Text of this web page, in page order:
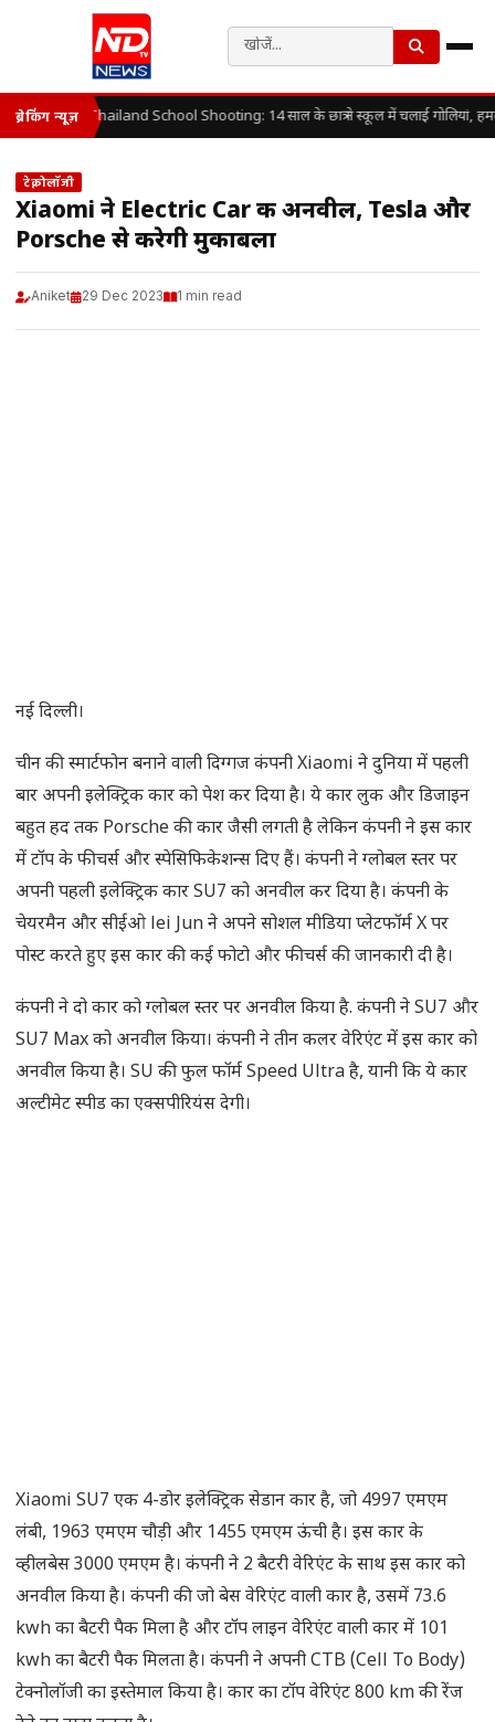
ब्रेकिंग न्यूज़ Thailand School Shooting: 14 साल के छात्र ने स्कूल में चलाई गोलियां,
टेक्नोलॉजी
Xiaomi ने Electric Car की अनवील, Tesla और
Porsche से करेगी मुकाबला
Aniket 29 Dec 2023 1 min read
नई दिल्ली।
चीन की स्मार्टफोन बनाने वाली दिग्गज कंपनी Xiaomi ने दुनिया में पहली
बार अपनी इलेक्ट्रिक कार को पेश कर दिया है। ये कार लुक और डिजाइन
बहुत हद तक Porsche की कार जैसी लगती है लेकिन कंपनी ने इस कार
में टॉप के फीचर्स और स्पेसिफिकेशन्स दिए हैं। कंपनी ने ग्लोबल स्तर पर
अपनी पहली इलेक्ट्रिक कार SU7 को अनवील कर दिया है। कंपनी के
चेयरमैन और सीईओ lei Jun ने अपने सोशल मीडिया प्लेटफॉर्म X पर
पोस्ट करते हुए इस कार की कई फोटो और फीचर्स की जानकारी दी है।
कंपनी ने दो कार को ग्लोबल स्तर पर अनवील किया है. कंपनी ने SU7 और
SU7 Max को अनवील किया। कंपनी ने तीन कलर वेरिएंट में इस कार को
अनवील किया है। SU की फुल फॉर्म Speed Ultra है, यानी कि ये कार
अल्टीमेट स्पीड का एक्सपीरियंस देगी।
Xiaomi SU7 एक 4-डोर इलेक्ट्रिक सेडान कार है, जो 4997 एमएम
लंबी, 1963 एमएम चौड़ी और 1455 एमएम ऊंची है। इस कार के
व्हीलबेस 3000 एमएम है। कंपनी ने 2 बैटरी वेरिएंट के साथ इस कार को
अनवील किया है। कंपनी की जो बेस वेरिएंट वाली कार है, उसमें 73.6
kwh का बैटरी पैक मिला है और टॉप लाइन वेरिएंट वाली कार में 101
kwh का बैटरी पैक मिलता है। कंपनी ने अपनी CTB (Cell To Body)
टेक्नोलॉजी का इस्तेमाल किया है। कार का टॉप वेरिएंट 800 km की रेंज